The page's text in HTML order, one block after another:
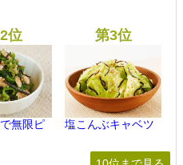
無限ピ
塩こんぶキャベツ